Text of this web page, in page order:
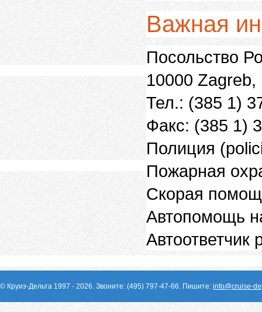
Важная
Посольство
10000
Тел.: (385 1)
Факс: (385 1)
Полиция
Пожарная
Скорая
Автопомощь
© Круиз-Дельта 1997 - 2026. Звоните: (495) 797-47-66. Пишите: info@cruise-